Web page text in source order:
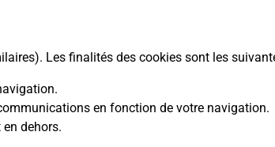
Les finalités des cookies sont les
en fonction de votre navigation.
dehors.